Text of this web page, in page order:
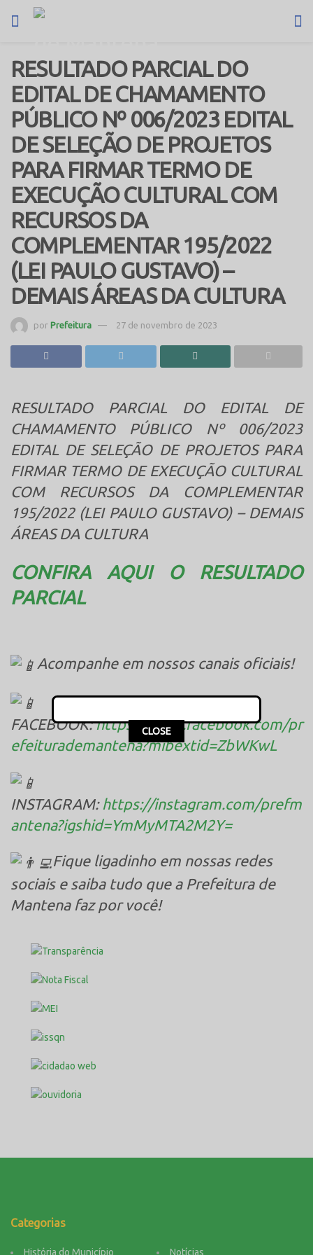
RESULTADO PARCIAL DO
EDITAL DE CHAMAMENTO
PÚBLICO Nº 006/2023 EDITAL
DE SELEÇÃO DE PROJETOS
PARA FIRMAR TERMO DE
EXECUÇÃO CULTURAL COM
RECURSOS DA
COMPLEMENTAR 195/2022
(LEI PAULO GUSTAVO) –
DEMAIS ÁREAS DA CULTURA
por Prefeitura 27 de novembro de 2023
RESULTADO PARCIAL DO EDITAL DE
CHAMAMENTO PÚBLICO Nº 006/2023
EDITAL DE SELEÇÃO DE PROJETOS PARA
FIRMAR TERMO DE EXECUÇÃO CULTURAL
COM RECURSOS DA COMPLEMENTAR
195/2022 (LEI PAULO GUSTAVO) – DEMAIS
ÁREAS DA CULTURA
CONFIRA AQUI O RESULTADO
PARCIAL
Acompanhe em nossos canais oficiais!
FACEBOOK:https://www.facebook.com/pr
efeiturademantena?mibextid=ZbWKwL
INSTAGRAM: https://instagram.com/prefm
antena?igshid=YmMyMTA2M2Y=
Fique ligadinho em nossas redes
sociais e saiba tudo que a Prefeitura de
Mantena faz por você!
Categorias
História do Município Notícias
This popup will close in:16
CLOSE